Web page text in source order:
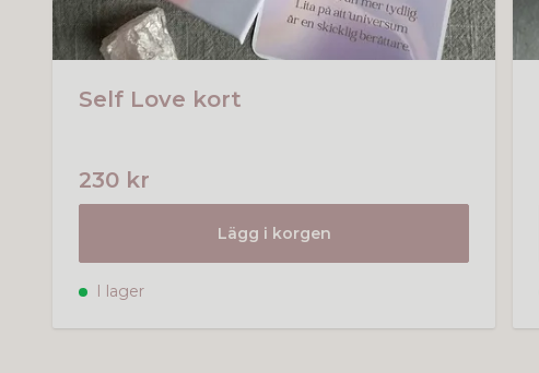
Self Love kort
230 kr
Lägg i korgen
I lager